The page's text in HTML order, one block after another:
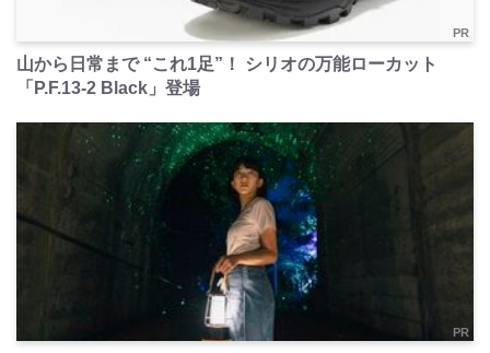
PR
山から日常まで “これ1足”！ シリオの万能ローカット
「P.F.13-2 Black」登場
PR